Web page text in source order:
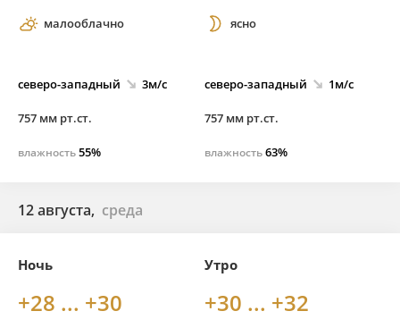
малооблачно
северо-западный 3м/с
757 мм рт.ст.
влажность55%
ясно
северо-западный 1м/с
757 мм рт.ст.
влажность63%
12 августа, среда
Ночь
+28 ... +30
Утро
+30 ... +32